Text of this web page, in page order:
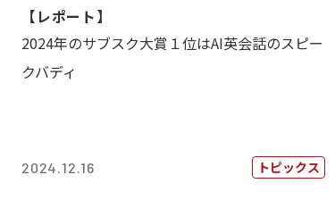
【レポート】
2024年のサブスク大賞１位はAI英会話のスピー
クバディ
2024.12.16 トピックス